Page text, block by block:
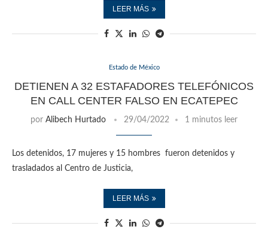
LEER MÁS
Estado de México
DETIENEN A 32 ESTAFADORES TELEFÓNICOS
EN CALL CENTER FALSO EN ECATEPEC
por Alibech Hurtado 29/04/2022 1 minutos leer
Los detenidos, 17 mujeres y 15 hombres fueron detenidos y
trasladados al Centro de Justicia,
LEER MÁS